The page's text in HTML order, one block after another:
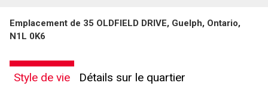
Emplacement de 35 OLDFIELD DRIVE, Guelph, Ontario,
N1L 0K6
Style de vie Détails sur le quartier